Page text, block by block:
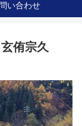
い合わせ
侑宗久